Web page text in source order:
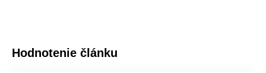
Hodnotenie článku